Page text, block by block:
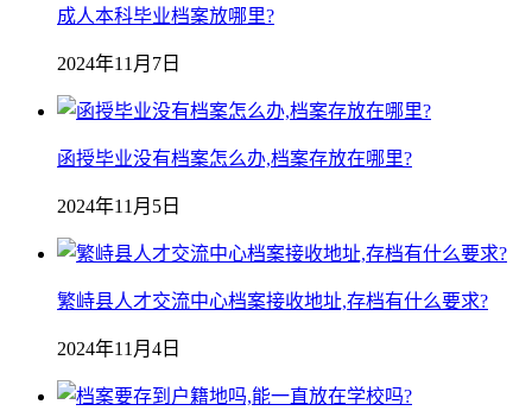
成人本科毕业档案放哪里?
2024年11月7日
函授毕业没有档案怎么办,档案存放在哪里?
2024年11月5日
繁峙县人才交流中心档案接收地址,存档有什么要求?
2024年11月4日